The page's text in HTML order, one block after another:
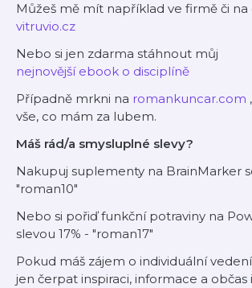
Můžeš mě mít například ve firmě či na
vitruvio.cz
Nebo si jen zdarma stáhnout můj
nejnovější ebook o disciplíně
Případně mrkni na romankuncar.com
vše, co mám za lubem.
Máš rád/a smysluplné slevy?
Nakupuj suplementy na BrainMarker
"roman10"
Nebo si pořiď funkční potraviny na
slevou 17% - "roman17"
Pokud máš zájem o individuální
jen čerpat inspiraci, informace a občas